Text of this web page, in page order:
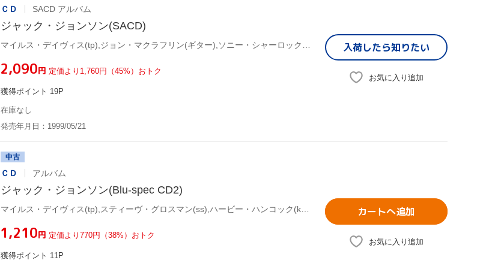
ＣＤ SACD アルバム
ジャック・ジョンソン(SACD)
¥2,090円 定価より1,760円（45%）おトク
獲得ポイント 19P
在庫なし
発売年月日：1999/05/21
入荷したら知りたい
お気に入り追加
中古
ＣＤ アルバム
ジャック・ジョンソン(Blu-spec CD2)
¥1,210円 定価より770円（38%）おトク
獲得ポイント 11P
カートへ追加
お気に入り追加